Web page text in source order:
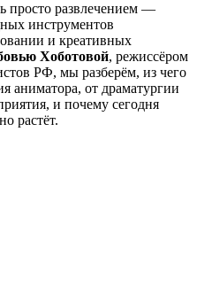
просто развлечением —
инструментов
и креативных
Хоботовой, режиссёром
РФ, мы разберём, из чего
аниматора, от драматургии
и почему сегодня
растёт.